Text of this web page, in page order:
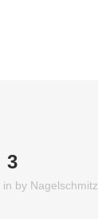
3
in by Nagelschmitz